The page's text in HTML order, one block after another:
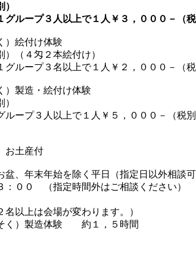
（税別）
グループ３人以上で１人￥３，０００－（税
）絵付け体験
（４匁２本絵付け）
ループ３名以上で１人￥２，０００－（税
）製造・絵付け体験
－（税別）
ループ３人以上で１人￥５，０００－（税
）お土産付
年末年始を除く平日（指定日以外相談可
：００ （指定時間外はご相談ください）
以上は会場が変わります。）
く）製造体験 約１，５時間